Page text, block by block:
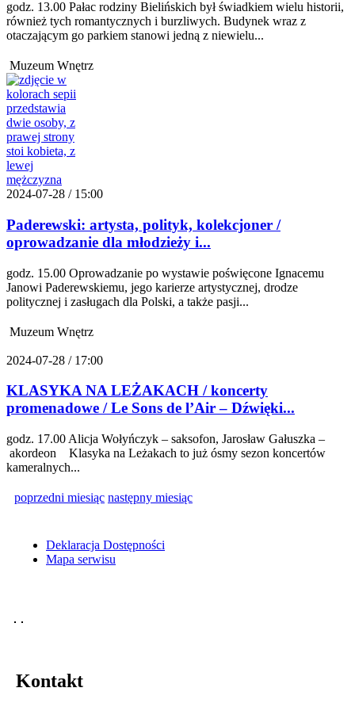
godz. 13.00 Pałac rodziny Bielińskich był świadkiem wielu historii,
również tych romantycznych i burzliwych. Budynek wraz z
otaczającym go parkiem stanowi jedną z niewielu...
Muzeum Wnętrz
2024-07-28 / 15:00
Paderewski: artysta, polityk, kolekcjoner /
oprowadzanie dla młodzieży i...
godz. 15.00 Oprowadzanie po wystawie poświęcone Ignacemu
Janowi Paderewskiemu, jego karierze artystycznej, drodze
politycznej i zasługach dla Polski, a także pasji...
Muzeum Wnętrz
2024-07-28 / 17:00
KLASYKA NA LEŻAKACH / koncerty
promenadowe / Le Sons de l’Air – Dźwięki...
godz. 17.00 Alicja Wołyńczyk – saksofon, Jarosław Gałuszka –
akordeon Klasyka na Leżakach to już ósmy sezon koncertów
kameralnych...
poprzedni miesiąc następny miesiąc
Deklaracja Dostępności
Mapa serwisu
Kontakt